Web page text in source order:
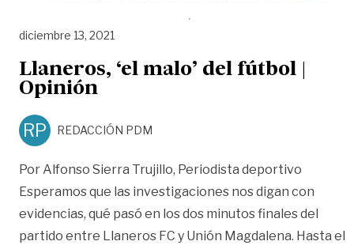
diciembre 13, 2021
Llaneros, ‘el malo’ del fútbol |
Opinión
RP REDACCIÓN PDM
Por Alfonso Sierra Trujillo, Periodista deportivo
Esperamos que las investigaciones nos digan con
evidencias, qué pasó en los dos minutos finales del
partido entre Llaneros FC y Unión Magdalena. Hasta el